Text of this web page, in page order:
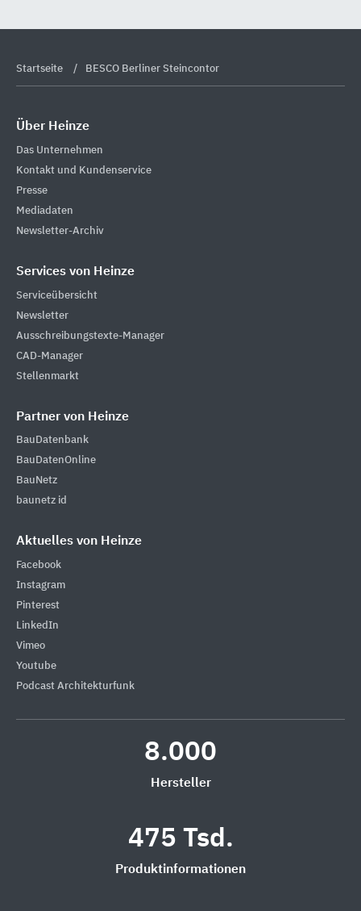
Startseite BESCO Berliner Steincontor
Über Heinze
Das Unternehmen
Kontakt und Kundenservice
Presse
Mediadaten
Newsletter-Archiv
Services von Heinze
Serviceübersicht
Newsletter
Ausschreibungstexte-Manager
CAD-Manager
Stellenmarkt
Partner von Heinze
BauDatenbank
BauDatenOnline
BauNetz
baunetz id
Aktuelles von Heinze
Facebook
Instagram
Pinterest
LinkedIn
Vimeo
Youtube
Podcast Architekturfunk
8.000
Hersteller
475 Tsd.
Produktinformationen